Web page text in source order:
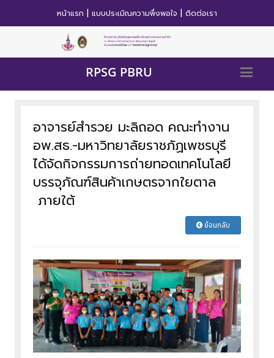
หน้าแรก | แบบประเมิณความพึ่งพอใจ | ติดต่อเรา
RPSG PBRU
อาจารย์สำรวย มะลิถอด คณะทำงาน
อพ.สธ.-มหาวิทยาลัยราชภัฏเพชรบุรี
ได้จัดกิจกรรมการถ่ายทอดเทคโนโลยี
บรรจุภัณฑ์สินค้าเกษตรจากใยตาล
ภายใต้
ย้อนกลับ